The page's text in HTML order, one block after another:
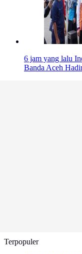
6 jam yang lalu
Banda Aceh
Terpopuler